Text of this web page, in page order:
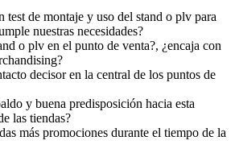
test de montaje y uso del stand o plv para
nuestras necesidades?
o plv en el punto de venta?, ¿encaja con
decisor en la central de los puntos de
y buena predisposición hacia esta
las tiendas?
más promociones durante el tiempo de la